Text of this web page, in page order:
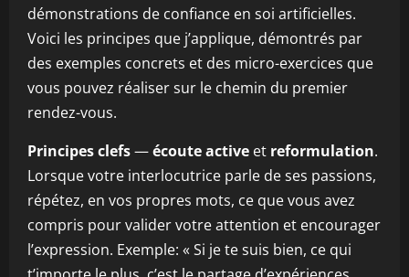
démonstrations de confiance en soi artificielles.
Voici les principes que j’applique, démontrés par
des exemples concrets et des micro-exercices que
vous pouvez réaliser sur le chemin du premier
rendez-vous.
Principes clefs—écoute active et reformulation.
Lorsque votre interlocutrice parle de ses passions,
répétez, en vos propres mots, ce que vous avez
compris pour valider votre attention et encourager
l’expression. Exemple: « Si je te suis bien, ce qui